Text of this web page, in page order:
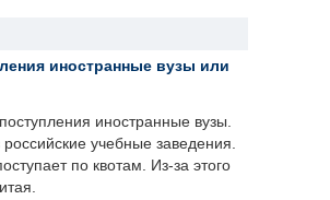
иностранные вузы или
иностранные вузы.
учебные заведения.
по квотам. Из-за этого